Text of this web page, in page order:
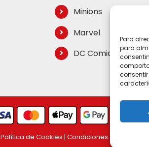
Para
para
Minions
Marvel
DC Comics
Política de Cookies | Condiciones de compra